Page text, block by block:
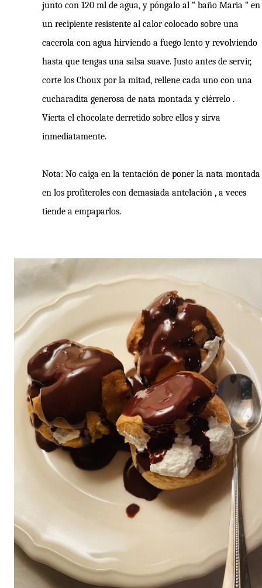
junto con 120 ml de agua, y póngalo al “ baño Maria “ en
un recipiente resistente al calor colocado sobre una
cacerola con agua hirviendo a fuego lento y revolviendo
hasta que tengas una salsa suave. Justo antes de servir,
corte los Choux por la mitad, rellene cada uno con una
cucharadita generosa de nata montada y ciérrelo .
Vierta el chocolate derretido sobre ellos y sirva
inmediatamente.
Nota: No caiga en la tentación de poner la nata montada
en los profiteroles con demasiada antelación , a veces
tiende a empaparlos.